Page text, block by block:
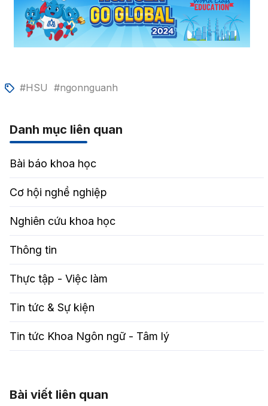
#HSU #ngonnguanh
Danh mục liên quan
Bài báo khoa học
Cơ hội nghề nghiệp
Nghiên cứu khoa học
Thông tin
Thực tập - Việc làm
Tin tức & Sự kiện
Tin tức Khoa Ngôn ngữ - Tâm lý
Bài viết liên quan